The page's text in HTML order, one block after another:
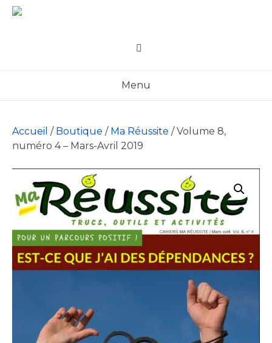
Skip
Menu
Accueil / Boutique / Ma Réussite / Volume 8,
numéro 4 – Mars-Avril 2019